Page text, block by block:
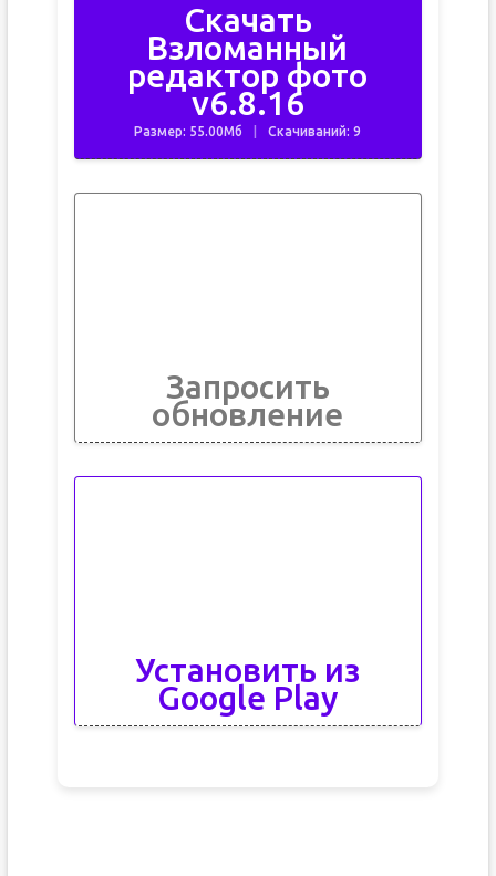
Скачать
Взломанный
редактор фото
v6.8.16
Размер: 55.00Мб Скачиваний: 9
Запросить
обновление
Установить из
Google Play